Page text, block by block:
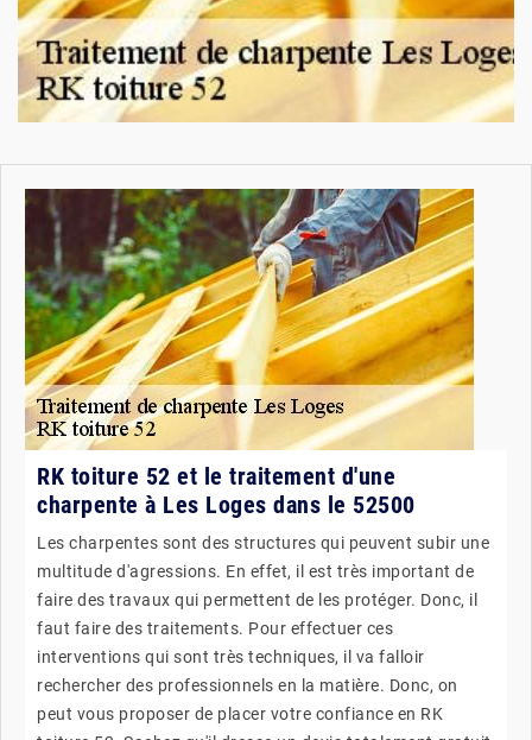
RK toiture 52 et le traitement d'une
charpente à Les Loges dans le 52500
Les charpentes sont des structures qui peuvent subir une
multitude d'agressions. En effet, il est très important de
faire des travaux qui permettent de les protéger. Donc, il
faut faire des traitements. Pour effectuer ces
interventions qui sont très techniques, il va falloir
rechercher des professionnels en la matière. Donc, on
peut vous proposer de placer votre confiance en RK